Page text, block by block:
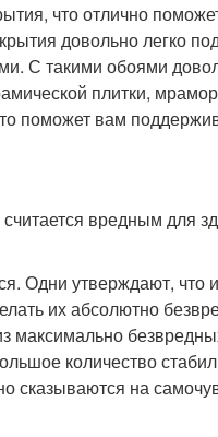
что отлично
довольно легко
С такими обоями
плитки,
поможет вам
вредным для
Одни утверждают, что
их абсолютно
максимально
количество
сказываются на